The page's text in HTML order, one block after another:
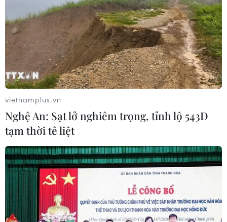
Theo kết quả phân tích dữ liệu ghi được tại Ấn Độ kể từ
khi dịch bệnh bùng phát đến tháng 6 của Trung tâm
phát triển toàn cầu, có từ 3,4-4,7 triệu người tại Ấn Độ
đã không qua khỏi do COVID-19.
vietnamplus.vn
Nghệ An: Sạt lở nghiêm trọng, tỉnh lộ 543D
tạm thời tê liệt